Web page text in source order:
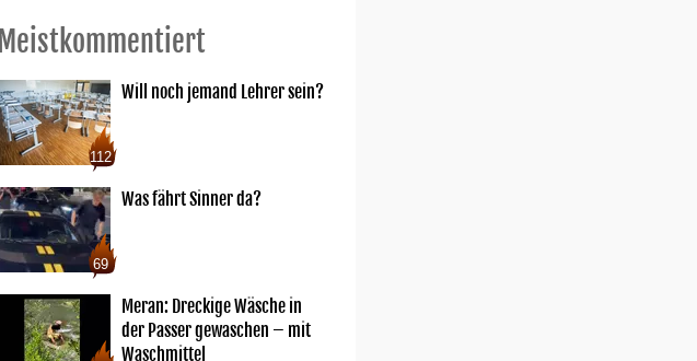
Meistkommentiert
112
Will noch jemand Lehrer sein?
69
Was fährt Sinner da?
Meran: Dreckige Wäsche in
der Passer gewaschen – mit
Waschmittel